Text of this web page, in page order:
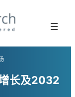
长及2032